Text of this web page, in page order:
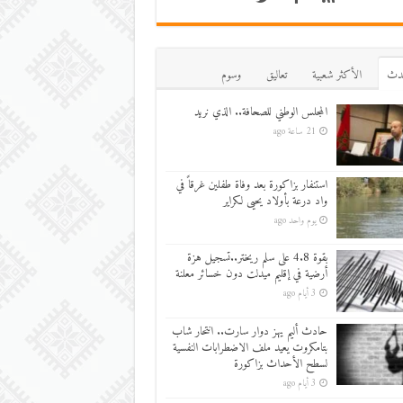
اﻷكثر شعبية تعاليق
وسوم
المجلس الوطني للصحافة.. الذي نريد
21 ساعة ago
استنفار بزاكورة بعد وفاة طفلين غرقاً في
واد درعة بأولاد يحيى لكراير
يوم واحد ago
بقوة 4.8 على سلم ريختر..تسجيل هزة
أرضية في إقليم ميدلت دون خسائر معلنة
3 أيام ago
حادث أليم يهز دوار سارت.. انتحار شاب
بتامكروت يعيد ملف الاضطرابات النفسية
لسطح الأحداث بزاكورة
3 أيام ago